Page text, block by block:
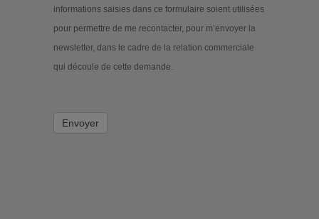
informations saisies dans ce formulaire soient utilisées
pour permettre de me recontacter, pour m’envoyer la
newsletter, dans le cadre de la relation commerciale
qui découle de cette demande.
Envoyer